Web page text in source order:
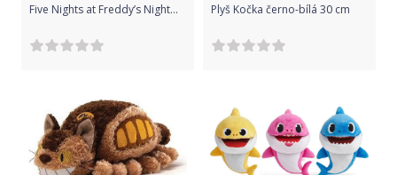
Five Nights at Freddy’s Nightmare plyšák Bonnie 20 cm II Plyš Kočka černo-bílá 30 cm